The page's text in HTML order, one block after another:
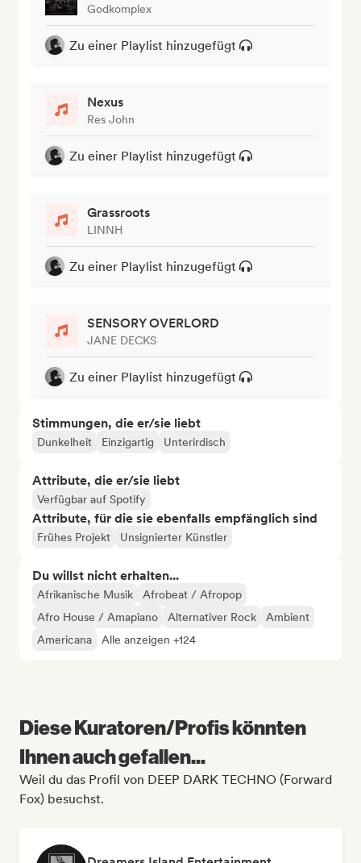
Godkomplex
Zu einer Playlist hinzugefügt
Nexus
Res John
Zu einer Playlist hinzugefügt
Grassroots
LINNH
Zu einer Playlist hinzugefügt
SENSORY OVERLORD
JANE DECKS
Zu einer Playlist hinzugefügt
Stimmungen, die er/sie liebt
Dunkelheit Einzigartig Unterirdisch
Attribute, die er/sie liebt
Verfügbar auf Spotify
Attribute, für die sie ebenfalls empfänglich sind
Frühes Projekt Unsignierter Künstler
Du willst nicht erhalten...
Afrikanische Musik
Afrobeat / Afropop
Afro House / Amapiano
Alternativer Rock
Ambient
Americana
Alle anzeigen +124
Diese Kuratoren/Profis könnten
Ihnen auch gefallen...
Weil du das Profil von DEEP DARK TECHNO (Forward
Fox) besuchst.